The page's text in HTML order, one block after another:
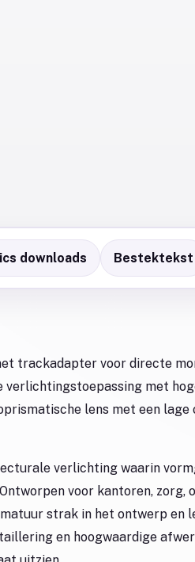
downloads Bestektekst
trackadapter voor directe
met
lens met een lage
verlichting waarin
voor kantoren, zorg,
strak in het ontwerp en
en hoogwaardige